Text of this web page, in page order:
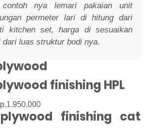
nya lemari pakaian unit
permeter lari di hitung dari
kitchen set, harga di sesuaikan
dari luas struktur bodi nya.
finishing HPL
finishing cat